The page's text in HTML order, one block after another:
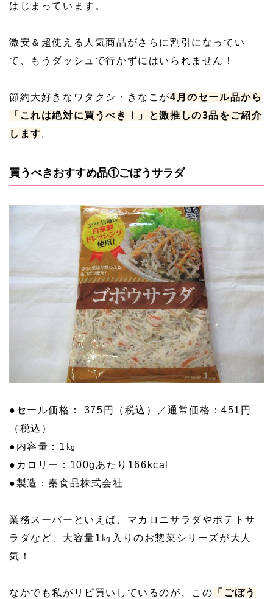
はじまっています。
激安＆超使える人気商品がさらに割引になってい
て、もうダッシュで行かずにはいられません！
節約大好きなワタクシ・きなこが4月のセール品から
「これは絶対に買うべき！」と激推しの3品をご紹介
します 。
買うべきおすすめ品①ごぼうサラダ
●セール価格： 375円（税込）／通常価格：451円
（税込）
●内容量：1㎏
●カロリー：100gあたり166kcal
●製造：秦食品株式会社
業務スーパーといえば、マカロニサラダやポテトサ
ラダなど、大容量1㎏入りのお惣菜シリーズが大人
気！
なかでも私がリピ買いしているのが、この 「ごぼう